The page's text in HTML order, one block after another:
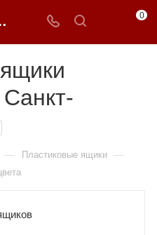
| 0FFER 0
— Пластиковые ящики —